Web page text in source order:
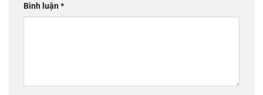
Bình luận*